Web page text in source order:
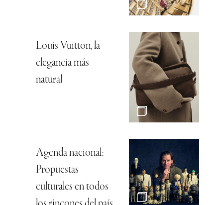
Louis Vuitton, la
elegancia más
natural
Agenda nacional:
Propuestas
culturales en todos